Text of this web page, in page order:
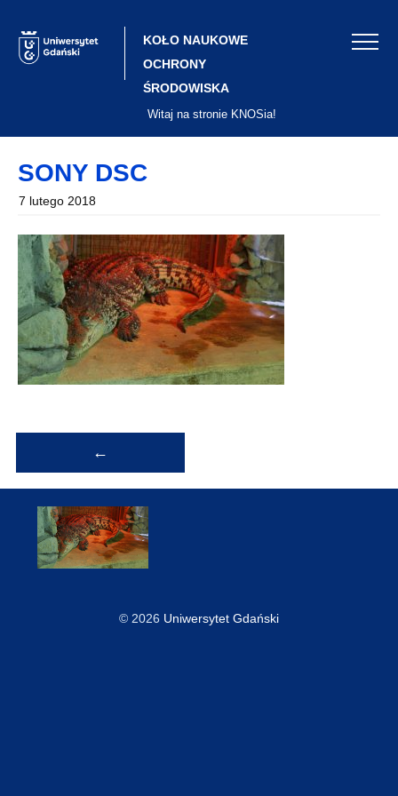
content
KOŁO NAUKOWE
OCHRONY
ŚRODOWISKA
Witaj na stronie KNOSia!
SONY DSC
7 lutego 2018
wpisu
←
© 2026 Uniwersytet Gdański